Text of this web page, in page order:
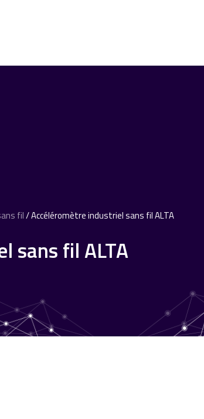
fil/ Accéléromètre industriel sans fil ALTA
sans fil ALTA